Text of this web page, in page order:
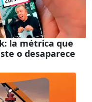
la métrica que
o desaparece